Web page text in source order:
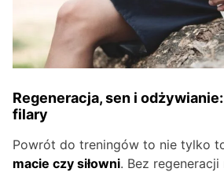
Regeneracja, sen i
filary
Powrót do treningów to nie tylko
macie czy siłowni. Bez